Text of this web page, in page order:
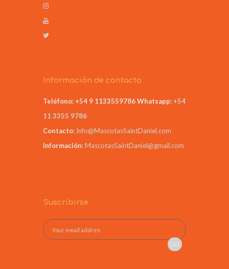
Información de contacto
Teléfono: +54 9 1133559786Whatsapp: +54
11 3355 9786
Contacto: Info@MascotasSaintDaniel.com
Información:MascotasSaintDaniel@gmail.com
Suscribirse